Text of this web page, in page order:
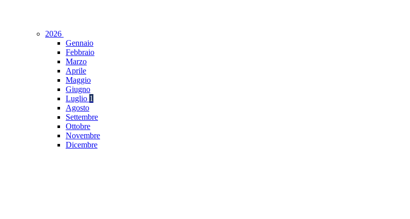
2026
Gennaio
Febbraio
Marzo
Aprile
Maggio
Giugno
Luglio 1
Agosto
Settembre
Ottobre
Novembre
Dicembre